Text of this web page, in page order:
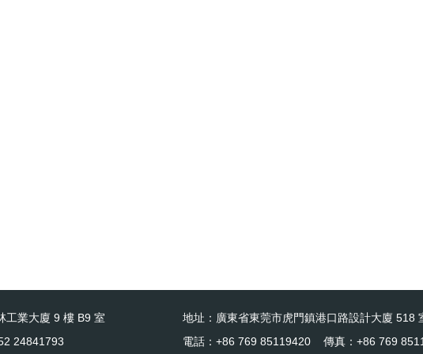
工業大廈 9 樓 B9 室
24841793
地址：廣東省東莞市虎門鎮港口路設計大廈 518
電話：+86 769 85119420 傳真：+86 769